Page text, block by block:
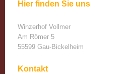
Hier finden Sie uns
Winzerhof Vollmer
Am Römer 5
55599 Gau-Bickelheim
Kontakt